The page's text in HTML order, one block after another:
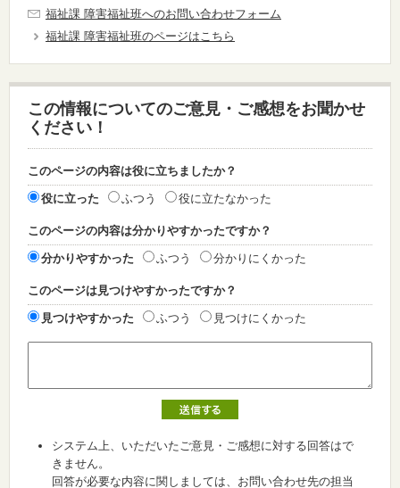
福祉課 障害福祉班へのお問い合わせフォーム
福祉課 障害福祉班のページはこちら
この情報についてのご意見・ご感想をお聞かせ
ください！
このページの内容は役に立ちましたか？
役に立った ふつう 役に立たなかった
このページの内容は分かりやすかったですか？
分かりやすかった ふつう 分かりにくかった
このページは見つけやすかったですか？
見つけやすかった ふつう 見つけにくかった
システム上、いただいたご意見・ご感想に対する回答はで
きません。
回答が必要な内容に関しましては、お問い合わせ先の担当